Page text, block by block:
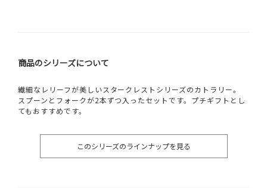
商品のシリーズについて
繊細なレリーフが美しいスタークレストシリーズのカトラリー。
スプーンとフォークが2本ずつ入ったセットです。プチギフトとし
てもおすすめです。
このシリーズのラインナップを見る